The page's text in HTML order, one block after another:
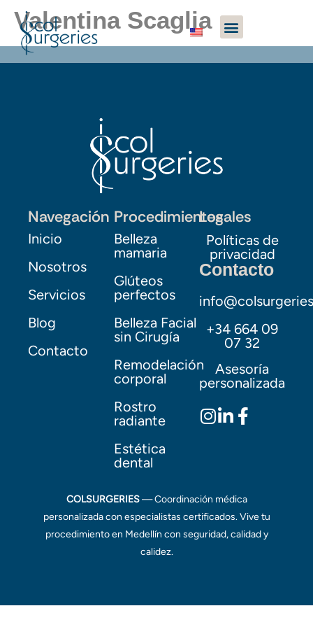
Valentina Scaglia
Navegación
Inicio
Nosotros
Servicios
Blog
Contacto
Procedimientos
Belleza
mamaria
Glúteos
perfectos
Belleza Facial
sin Cirugía
Remodelación
corporal
Rostro
radiante
Estética
dental
Legales
Políticas de
privacidad
Contacto
+34 664 09
07 32
Asesoría
personalizada
COLSURGERIES— Coordinación médica
personalizada con especialistas certificados. Vive tu
procedimiento en Medellín con seguridad, calidad y
calidez.